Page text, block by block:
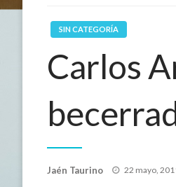
SIN CATEGORÍA
Carlos
Jaén Taurino
Publicado
22 mayo,